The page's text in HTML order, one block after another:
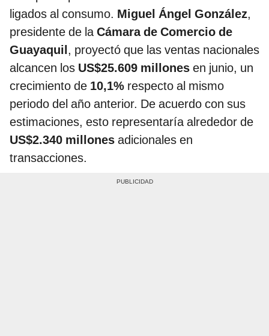
ligados al consumo. Miguel Ángel González,
presidente de laCámara de Comercio de
Guayaquil, proyectó que las ventas nacionales
alcancen los US$25.609 millones en junio, un
crecimiento de 10,1% respecto al mismo
periodo del año anterior. De acuerdo con sus
estimaciones, esto representaría alrededor de
US$2.340 millones adicionales en
transacciones.